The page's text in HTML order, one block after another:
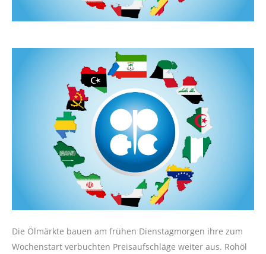
Die Ölmärkte bauen am frühen Dienstagmorgen ihre zum
Wochenstart verbuchten Preisaufschläge weiter aus. Rohöl